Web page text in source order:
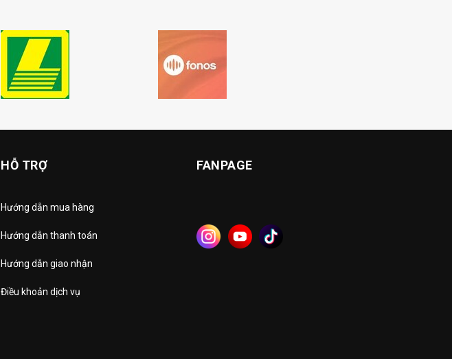
HỖ TRỢ
Hướng dẫn mua hàng
Hướng dẫn thanh toán
Hướng dẫn giao nhận
Điều khoản dịch vụ
FANPAGE